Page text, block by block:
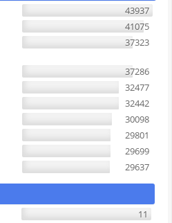
43937
41075
37323
37286
32477
32442
30098
29801
29699
29637
11